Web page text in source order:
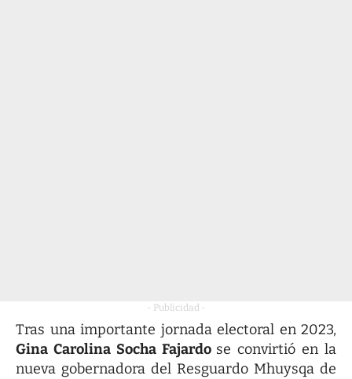
- Publicidad -
Tras una importante jornada electoral en 2023,
Gina Carolina Socha Fajardo se convirtió en la
nueva gobernadora del Resguardo Mhuysqa de